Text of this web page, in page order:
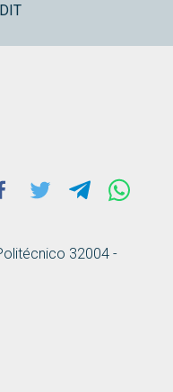
32004 -
Facebook
Twitter Telegram